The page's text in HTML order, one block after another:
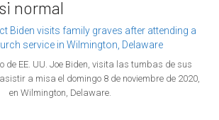
normal
de EE. UU. Joe Biden, visita las tumbas de sus
a misa el domingo 8 de noviembre de 2020,
en Wilmington, Delaware.